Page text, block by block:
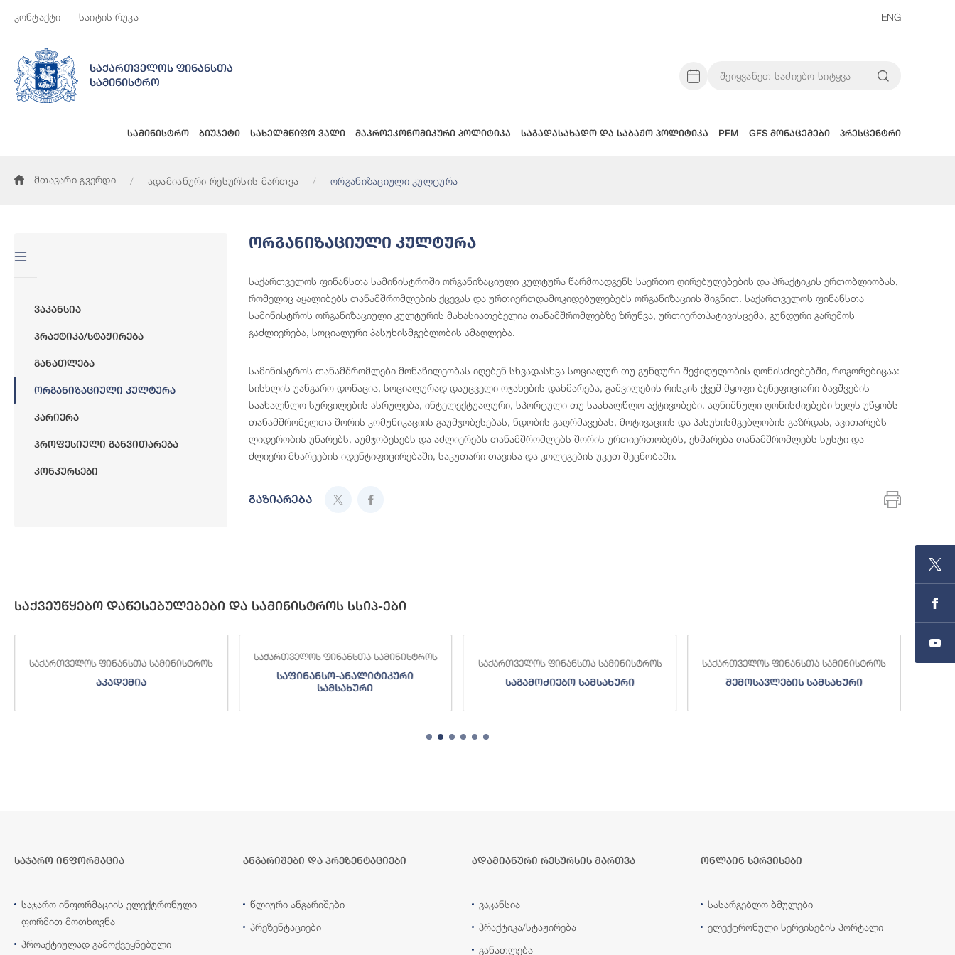
კონტაქტი საიტის რუკა ENG
საქართველოს ფინანსთა
სამინისტრო
სამინისტრო ბიუჯეტი სახელმწიფო ვალი მაკროეკონომიკური პოლიტიკა საგადასახადო და საბაჟო პოლიტიკა PFM GFS მონაცემები პრესცენტრი
მთავარი გვერდი ადამიანური რესურსის მართვა ორგანიზაციული კულტურა
Ვაკანსია
Პრაქტიკა/სტაჟირება
Განათლება
Ორგანიზაციული Კულტურა
Კარიერა
Პროფესიული Განვითარება
Კონკურსები
Ორგანიზაციული Კულტურა
საქართველოს ფინანსთა სამინისტროში ორგანიზაციული კულტურა წარმოადგენს საერთო ღირებულებების და პრაქტიკის ერთობლიობას,
რომელიც აყალიბებს თანამშრომლების ქცევას და ურთიერთდამოკიდებულებებს ორგანიზაციის შიგნით. საქართველოს ფინანსთა
სამინისტროს ორგანიზაციული კულტურის მახასიათებელია თანამშრომლებზე ზრუნვა, ურთიერთპატივისცემა, გუნდური გარემოს
გაძლიერება, სოციალური პასუხისმგებლობის ამაღლება.
სამინისტროს თანამშრომლები მონაწილეობას იღებენ სხვადასხვა სოციალურ თუ გუნდური შეჭიდულობის ღონისძიებებში, როგორებიცაა:
სისხლის უანგარო დონაცია, სოციალურად დაუცველი ოჯახების დახმარება, გაშვილების რისკის ქვეშ მყოფი ბენეფიციარი ბავშვების
საახალწლო სურვილების ასრულება, ინტელექტუალური, სპორტული თუ საახალწლო აქტივობები. აღნიშნული ღონისძიებები ხელს უწყობს
თანამშრომელთა შორის კომუნიკაციის გაუმჯობესებას, ნდობის გაღრმავებას, მოტივაციის და პასუხისმგებლობის გაზრდას, ავითარებს
ლიდერობის უნარებს, აუმჯობესებს და აძლიერებს თანამშრომლებს შორის ურთიერთობებს, ეხმარება თანამშრომლებს სუსტი და
ძლიერი მხარეების იდენტიფიცირებაში, საკუთარი თავისა და კოლეგების უკეთ შეცნობაში.
გაზიარება
საქვეუწყებო დაწესებულებები და სამინისტროს სსიპ-ები
საქართველოს ფინანსთა სამინისტროს
აკადემია
საქართველოს ფინანსთა სამინისტროს
საფინანსო-ანალიტიკური
სამსახური
საქართველოს ფინანსთა სამინისტროს
საგამოძიებო სამსახური
საქართველოს ფინანსთა სამინისტროს
შემოსავლების სამსახური
საჯარო ინფორმაცია
საჯარო ინფორმაციის ელექტრონული
ფორმით მოთხოვნა
პროაქტიულად გამოქვეყნებული
ანგარიშები და პრეზენტაციები
წლიური ანგარიშები
პრეზენტაციები
ადამიანური რესურსის მართვა
ვაკანსია
პრაქტიკა/სტაჟირება
განათლება
ონლაინ სერვისები
სასარგებლო ბმულები
ელექტრონული სერვისების პორტალი